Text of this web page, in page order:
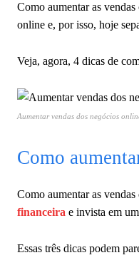
Como aumentar as
online e, por isso, hoje
Veja, agora, 4 dicas de
Aumentar vendas dos negócios
Como
Como aumentar as
financeira e invista em
Essas três dicas podem